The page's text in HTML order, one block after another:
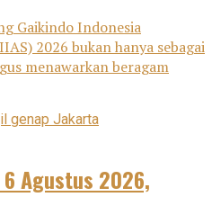
Gaikindo Indonesia
2026 bukan hanya sebagai
menawarkan beragam
Agustus 2026,